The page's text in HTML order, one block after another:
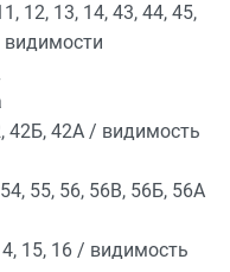
12, 13, 14, 43, 44, 45,
видимости
42Б, 42А / видимость
55, 56, 56В, 56Б, 56А
15, 16 / видимость